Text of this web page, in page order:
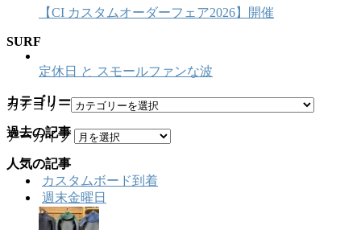
【CI カスタムオーダーフェア2026】開催
SURF
定休日 と スモールファンな波
カテゴリー
カテゴリー
過去の記事
アーカイブ
人気の記事
カスタムボード到着
週末金曜日